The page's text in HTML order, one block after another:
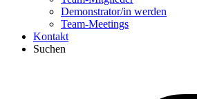
Demonstrator/in werden
Team-Meetings
Kontakt
Suchen